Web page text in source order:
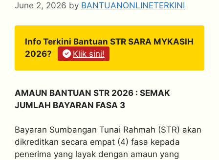
June 2, 2026 by BANTUANONLINETERKINI
Info Terkini Bantuan STR SARA MYKASIH
2026?
Klik sini!
AMAUN BANTUAN STR 2026 : SEMAK
JUMLAH BAYARAN FASA 3
Bayaran Sumbangan Tunai Rahmah (STR) akan
dikreditkan secara empat (4) fasa kepada
penerima yang layak dengan amaun yang